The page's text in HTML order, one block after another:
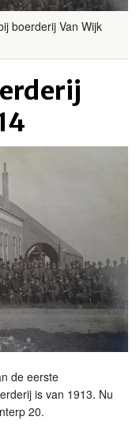
boerderij Van Wijk
de eerste
is van 1913. Nu
20.